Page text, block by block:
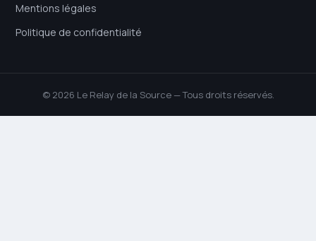
Mentions légales
Politique de confidentialité
© 2026 Le Relay de la Source — Tous droits réservés.